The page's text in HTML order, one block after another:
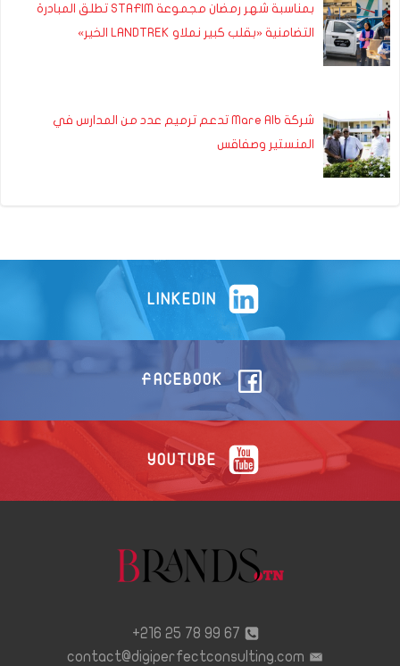
بمناسبة شهر رمضان مجموعة STAFIM تطلق المبادرة
التضامنية «بقلب كبير نملاو LANDTREK الخير»
شركة Mare Alb تدعم ترميم عدد من المدارس في
المنستير وصفاقس
LINKEDIN
FACEBOOK
YOUTUBE
67 99 78 25 216+
contact@digiperfectconsulting.com